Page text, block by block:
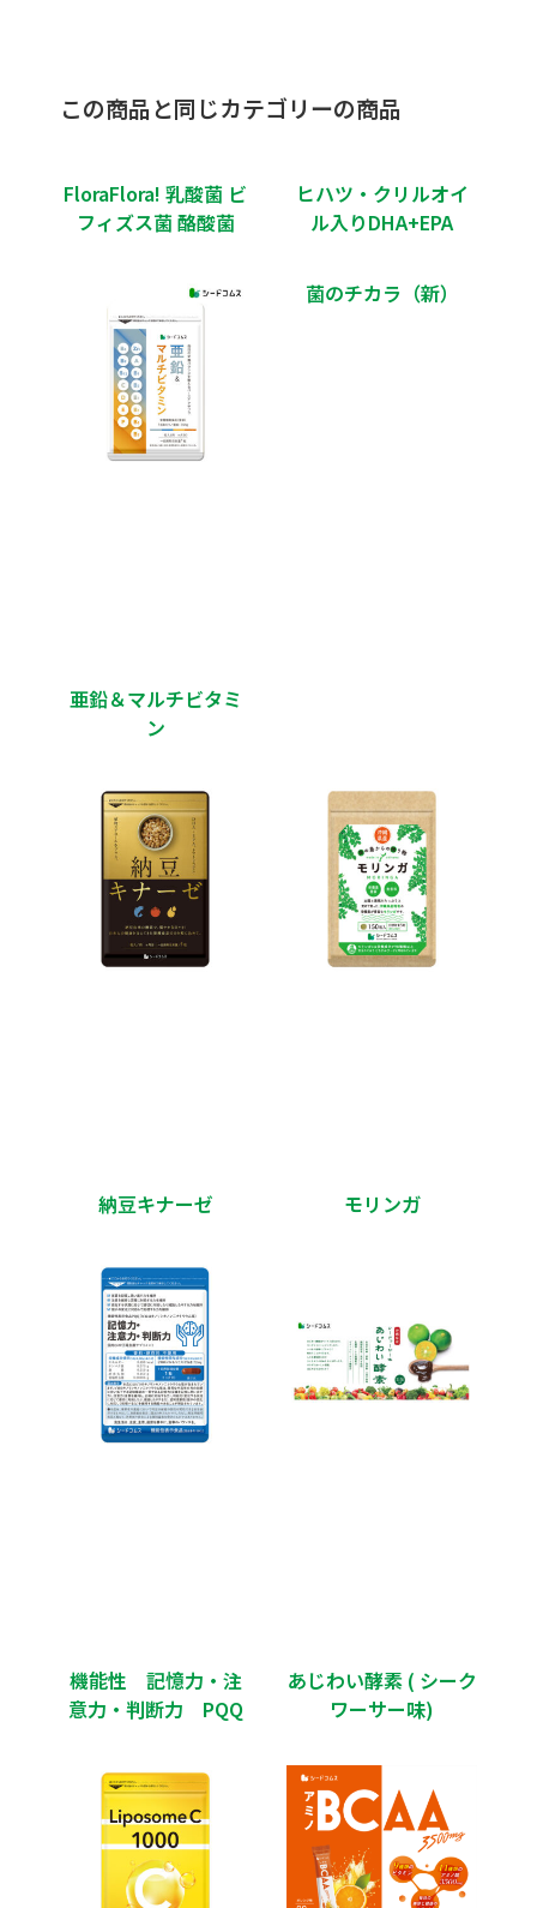
この商品と同じカテゴリーの商品
FloraFlora! 乳酸菌 ビ
フィズス菌 酪酸菌
ヒハツ・クリルオイ
ル入りDHA+EPA
亜鉛＆マルチビタミ
ン
菌のチカラ（新）
納豆キナーゼ モリンガ
機能性 記憶力・注
意力・判断力 PQQ
あじわい酵素 ( シーク
ワーサー味)